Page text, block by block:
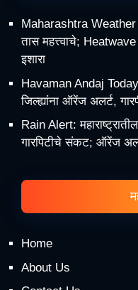
Maharashtra Weather
तास महत्त्वाचे;
इशारा
Havaman Andaj
जिल्ह्यांना ऑरेंज अलर्ट,
Rain Alert:
गारपिटीचे संकट; ऑरेंज
Home
About Us